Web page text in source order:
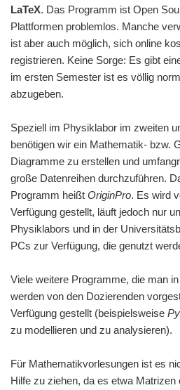
LaTeX. Das Programm ist Open
Plattformen problemlos. Manche
ist aber auch möglich, sich online
registrieren. Keine Sorge: Es gibt
im ersten Semester ist es völlig
abzugeben.
Speziell im Physiklabor im zweiten
benötigen wir ein Mathematik- bzw.
Diagramme zu erstellen und
große Datenreihen durchzuführen.
Programm heißt OriginPro. Es wird
Verfügung gestellt, läuft jedoch nur
Physiklabors und in der
PCs zur Verfügung, die genutzt
Viele weitere Programme, die man
werden von den Dozierenden
Verfügung gestellt (beispielsweise
zu modellieren und zu analysieren).
Für Mathematikvorlesungen ist es
Hilfe zu ziehen, da es etwa